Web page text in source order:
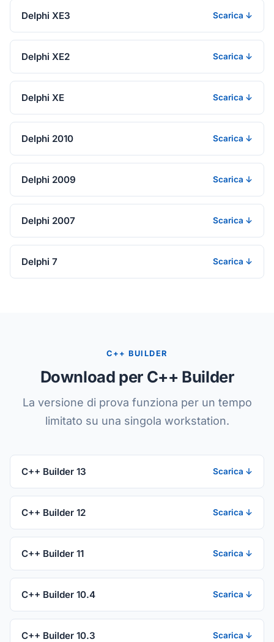
Delphi XE3 Scarica ↓
Delphi XE2 Scarica ↓
Delphi XE Scarica ↓
Delphi 2010 Scarica ↓
Delphi 2009 Scarica ↓
Delphi 2007 Scarica ↓
Delphi 7 Scarica ↓
C++ BUILDER
Download per C++ Builder
La versione di prova funziona per un tempo
limitato su una singola workstation.
C++ Builder 13 Scarica ↓
C++ Builder 12 Scarica ↓
C++ Builder 11 Scarica ↓
C++ Builder 10.4 Scarica ↓
C++ Builder 10.3 Scarica ↓